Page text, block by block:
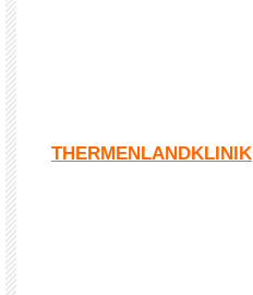
THERMENLANDKLINIK